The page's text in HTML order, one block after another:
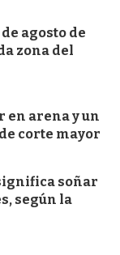
agosto de
zona del
en arena y un
corte mayor
soñar
según la